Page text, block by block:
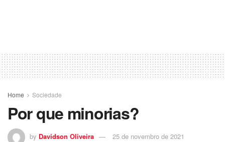
Home Sociedade
Por que minorias?
by Davidson Oliveira 25 de novembro de 2021